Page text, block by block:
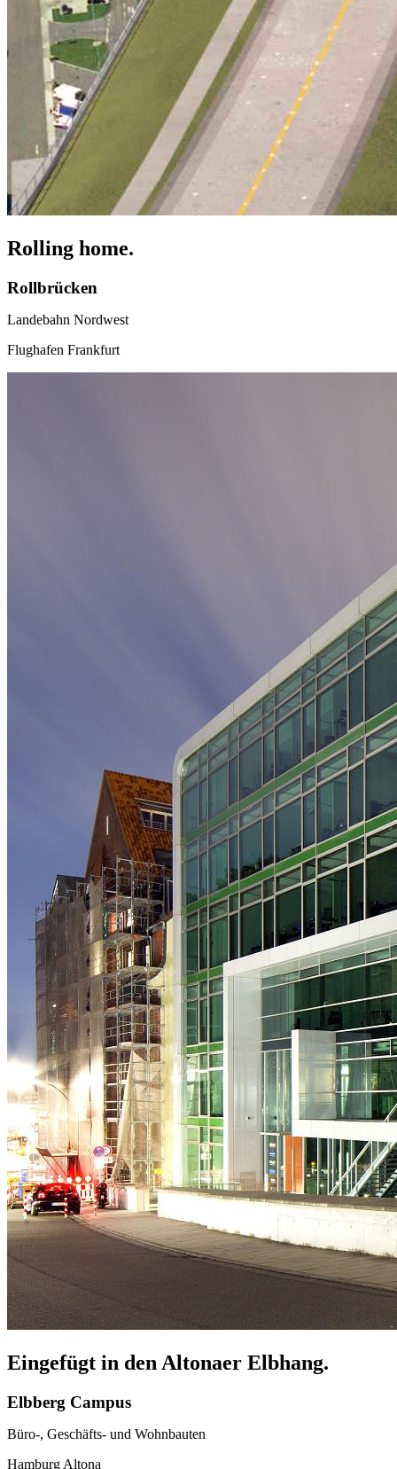
Rolling home.
Rollbrücken
Landebahn Nordwest
Flughafen Frankfurt
Eingefügt in den Altonaer Elbhang.
Elbberg Campus
Büro-, Geschäfts- und Wohnbauten
Hamburg Altona